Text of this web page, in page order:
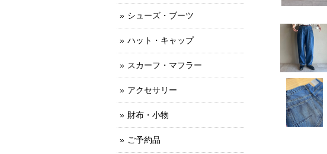
シューズ・ブーツ
ハット・キャップ
スカーフ・マフラー
アクセサリー
財布・小物
ご予約品